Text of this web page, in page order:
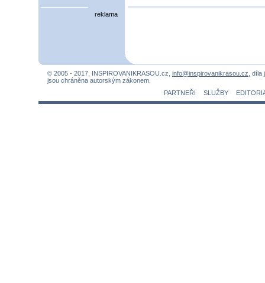
reklama
© 2005 - 2017, INSPIROVANIKRASOU.cz, info@inspirovanikrasou.cz, díla
jsou chráněna autorským zákonem.
PARTNEŘI
SLUŽBY